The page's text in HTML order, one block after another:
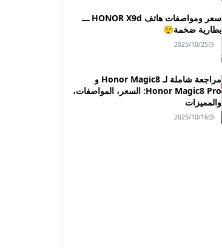
سعر ومواصفات هاتف HONOR X9d ـــ
بطارية ضخمة😲
2025/10/25
مراجعة شاملة لـ Honor Magic8 و
Honor Magic8 Pro: السعر، المواصفات،
والمميزات
2025/10/16